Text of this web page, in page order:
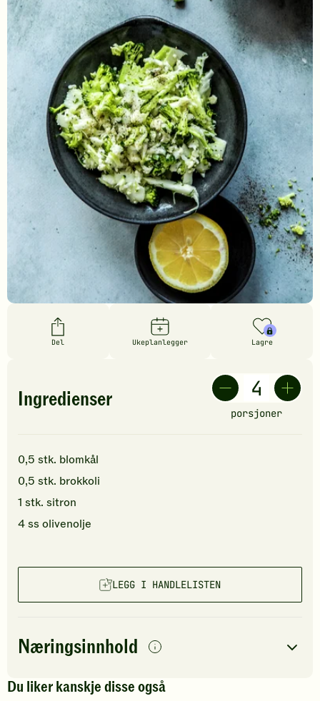
Del Ukeplanlegger Lagre
Ingredienser
porsjoner
0,5 stk. blomkål
0,5 stk. brokkoli
1 stk. sitron
4ss olivenolje
LEGG I HANDLELISTEN
Næringsinnhold
per porsjon
Du liker kanskje disse også